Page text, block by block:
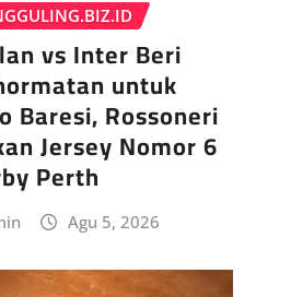
vs Inter Beri
untuk
Baresi, Rossoneri
Jersey Nomor 6
Perth
Agu 5, 2026